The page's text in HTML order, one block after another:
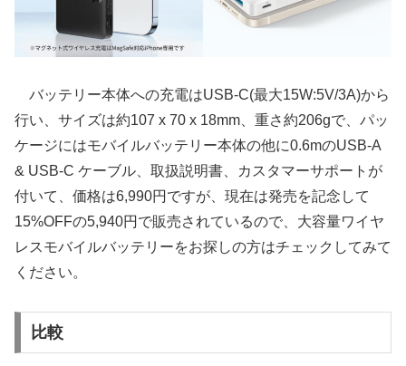
バッテリー本体への充電はUSB-C(最大15W:5V/3A)から
行い、サイズは約107 x 70 x 18mm、重さ約206gで、パッ
ケージにはモバイルバッテリー本体の他に0.6mのUSB-A
& USB-C ケーブル、取扱説明書、カスタマーサポートが
付いて、価格は6,990円ですが、現在は発売を記念して
15%OFFの5,940円で販売されているので、大容量ワイヤ
レスモバイルバッテリーをお探しの方はチェックしてみて
ください。
比較